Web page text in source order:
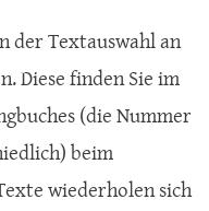
der Textauswahl an
Diese finden Sie im
(die Nummer
beim
wiederholen sich